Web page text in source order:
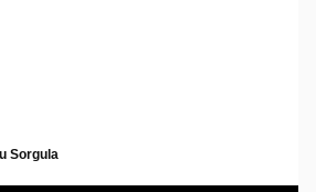
Sorgula